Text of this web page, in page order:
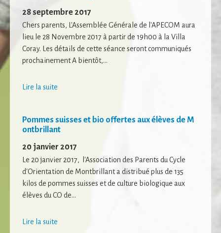
28 septembre 2017
Chers parents, L'Assemblée Générale de l'APECOM aura
lieu le 28 Novembre 2017 à partir de 19h00 à la Villa
Coray. Les détails de cette séance seront communiqués
prochainement A bientôt,...
Lire la suite
Pommes suisses et bio offertes aux élèves de M
ontbrillant
20 janvier 2017
Le 20 janvier 2017, l'Association des Parents du Cycle
d'Orientation de Montbrillant a distribué plus de 135
kilos de pommes suisses et de culture biologique aux
élèves du CO de...
Lire la suite